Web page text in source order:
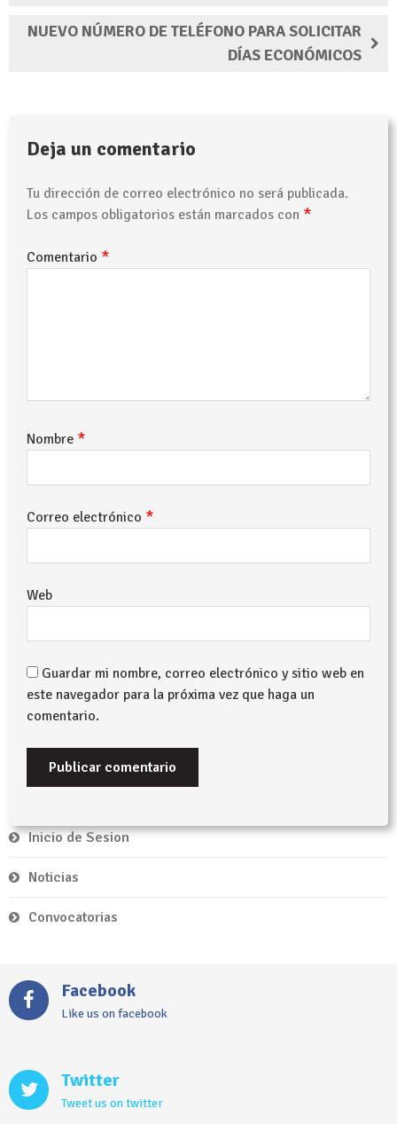
NUEVO NÚMERO DE TELÉFONO PARA SOLICITAR
DÍAS ECONÓMICOS
Deja un comentario
Tu dirección de correo electrónico no será publicada.
Los campos obligatorios están marcados con *
Comentario *
Nombre *
Correo electrónico *
Web
Guardar mi nombre, correo electrónico y sitio web en
este navegador para la próxima vez que haga un
comentario.
Inicio de Sesion
Noticias
Convocatorias
Facebook
Like us on facebook
Twitter
Tweet us on twitter